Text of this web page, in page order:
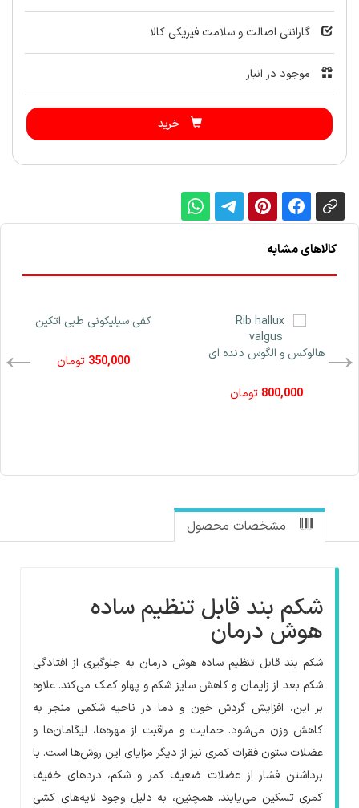
گارانتی اصالت و سلامت فیزیکی کالا
موجود در انبار
خرید
کالاهای مشابه
هالوکس و الگوس دنده ای
800,000 تومان
کفی سیلیکونی طبی اتکین
350,000 تومان
مشخصات محصول
شکم بند قابل تنظیم ساده
هوش درمان
شکم بند قابل تنظیم ساده هوش درمان به جلوگیری از افتادگی
شکم بعد از زایمان و کاهش سایز شکم و پهلو کمک می‌کند. علاوه
بر این، افزایش گردش خون و دما در ناحیه شکمی منجر به
کاهش وزن می‌شود. حمایت و مراقبت از مهره‌ها، لیگامان‌ها و
عضلات ستون فقرات کمری نیز از دیگر مزایای این روش‌ها است. با
برداشتن فشار از عضلات ضعیف کمر و شکم، دردهای خفیف
کمری تسکین می‌یابند. همچنین، به دلیل وجود لایه‌های کشی